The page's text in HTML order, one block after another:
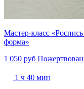
Мастер-класс
форма»
1 050 руб
1 ч 40 мин